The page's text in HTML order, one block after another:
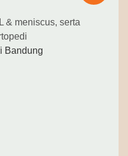
& meniscus, serta